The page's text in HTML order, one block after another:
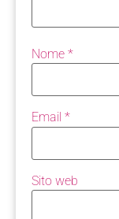
Nome *
Email *
Sito web